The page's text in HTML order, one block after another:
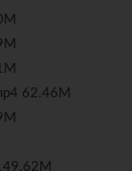
62.46M